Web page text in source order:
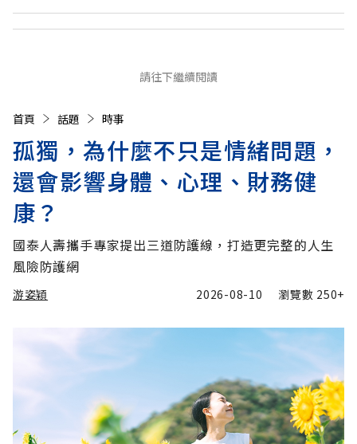
請往下繼續閱讀
首頁 話題 時事
孤獨，為什麼不只是情緒問題，
還會影響身體、心理、財務健
康？
國泰人壽攜手專家提出三道防護線，打造更完整的人生
風險防護網
游姿穎 2026-08-10 瀏覽數 250+